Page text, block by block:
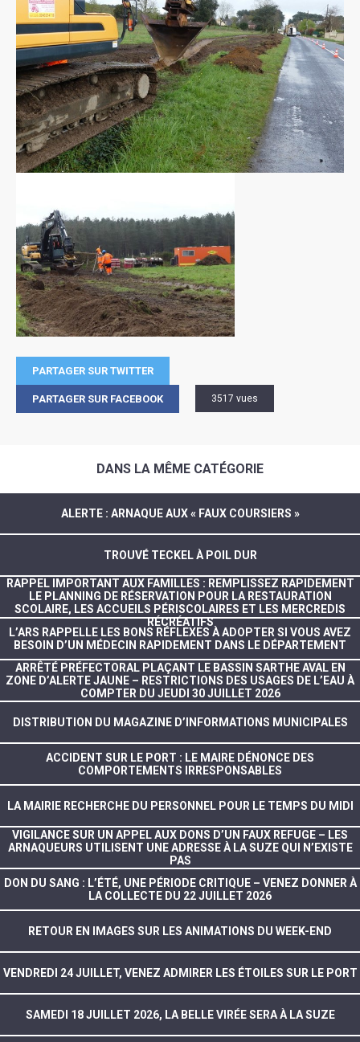
PARTAGER SUR TWITTER
PARTAGER SUR FACEBOOK 3517 vues
DANS LA MÊME CATÉGORIE
ALERTE : ARNAQUE AUX « FAUX COURSIERS »
TROUVÉ TECKEL À POIL DUR
RAPPEL IMPORTANT AUX FAMILLES : REMPLISSEZ RAPIDEMENT
LE PLANNING DE RÉSERVATION POUR LA RESTAURATION
SCOLAIRE, LES ACCUEILS PÉRISCOLAIRES ET LES MERCREDIS
RÉCRÉATIFS
L’ARS RAPPELLE LES BONS RÉFLEXES À ADOPTER SI VOUS AVEZ
BESOIN D’UN MÉDECIN RAPIDEMENT DANS LE DÉPARTEMENT
ARRÊTÉ PRÉFECTORAL PLAÇANT LE BASSIN SARTHE AVAL EN
ZONE D’ALERTE JAUNE – RESTRICTIONS DES USAGES DE L’EAU À
COMPTER DU JEUDI 30 JUILLET 2026
DISTRIBUTION DU MAGAZINE D’INFORMATIONS MUNICIPALES
ACCIDENT SUR LE PORT : LE MAIRE DÉNONCE DES
COMPORTEMENTS IRRESPONSABLES
LA MAIRIE RECHERCHE DU PERSONNEL POUR LE TEMPS DU MIDI
VIGILANCE SUR UN APPEL AUX DONS D’UN FAUX REFUGE – LES
ARNAQUEURS UTILISENT UNE ADRESSE À LA SUZE QUI N’EXISTE
PAS
DON DU SANG : L’ÉTÉ, UNE PÉRIODE CRITIQUE – VENEZ DONNER À
LA COLLECTE DU 22 JUILLET 2026
RETOUR EN IMAGES SUR LES ANIMATIONS DU WEEK-END
VENDREDI 24 JUILLET, VENEZ ADMIRER LES ÉTOILES SUR LE PORT
SAMEDI 18 JUILLET 2026, LA BELLE VIRÉE SERA À LA SUZE